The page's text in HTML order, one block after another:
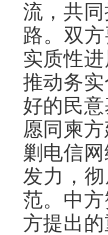
流，共
路。双
实质性
推动务
好的民
愿同柬
剿电信
发力，
范。中
方提出